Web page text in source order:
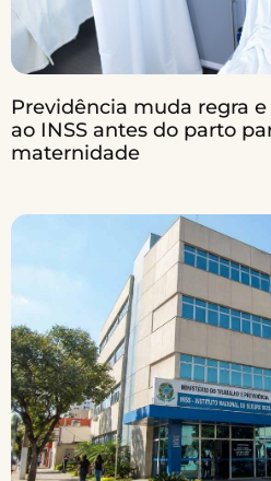
Previdência muda regra
ao INSS antes do parto
maternidade